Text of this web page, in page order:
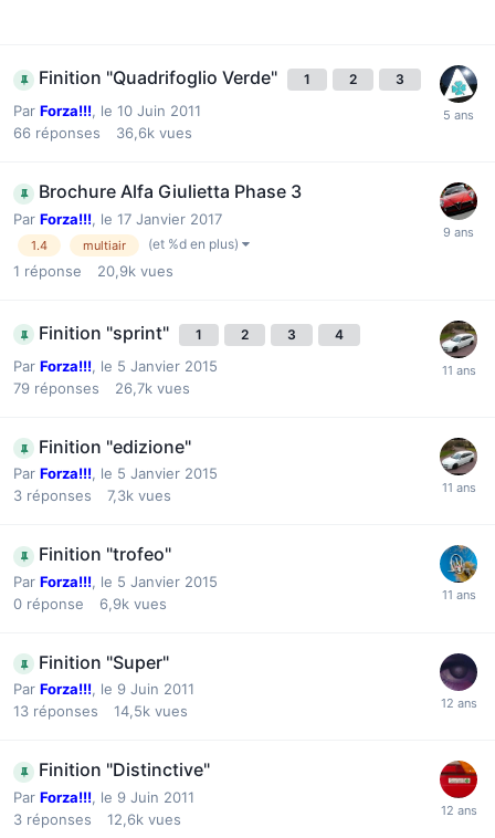
Finition "Quadrifoglio Verde" 1 2 3
Par Forza!!!, le 10 Juin 2011
66 réponses 36,6k vues
Brochure Alfa Giulietta Phase 3
Par Forza!!!, le 17 Janvier 2017
1.4 multiair (et %d en plus)
1 réponse 20,9k vues
Finition "sprint" 1 2 3 4
Par Forza!!!, le 5 Janvier 2015
79 réponses 26,7k vues
Finition "edizione"
Par Forza!!!, le 5 Janvier 2015
3 réponses 7,3k vues
Finition "trofeo"
Par Forza!!!, le 5 Janvier 2015
0 réponse 6,9k vues
Finition "Super"
Par Forza!!!, le 9 Juin 2011
13 réponses 14,5k vues
Finition "Distinctive"
Par Forza!!!, le 9 Juin 2011
3 réponses 12,6k vues